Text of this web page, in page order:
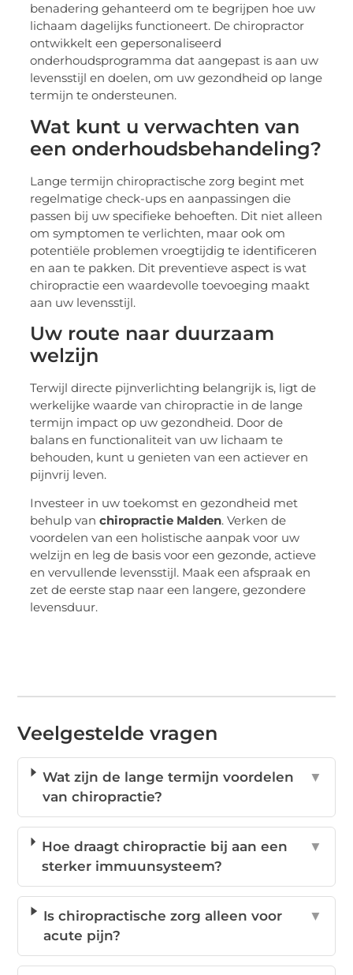
benadering gehanteerd om te begrijpen hoe uw
lichaam dagelijks functioneert. De chiropractor
ontwikkelt een gepersonaliseerd
onderhoudsprogramma dat aangepast is aan uw
levensstijl en doelen, om uw gezondheid op lange
termijn te ondersteunen.
Wat kunt u verwachten van
een onderhoudsbehandeling?
Lange termijn chiropractische zorg begint met
regelmatige check-ups en aanpassingen die
passen bij uw specifieke behoeften. Dit niet alleen
om symptomen te verlichten, maar ook om
potentiële problemen vroegtijdig te identificeren
en aan te pakken. Dit preventieve aspect is wat
chiropractie een waardevolle toevoeging maakt
aan uw levensstijl.
Uw route naar duurzaam
welzijn
Terwijl directe pijnverlichting belangrijk is, ligt de
werkelijke waarde van chiropractie in de lange
termijn impact op uw gezondheid. Door de
balans en functionaliteit van uw lichaam te
behouden, kunt u genieten van een actiever en
pijnvrij leven.
Investeer in uw toekomst en gezondheid met
behulp vanchiropractie Malden. Verken de
voordelen van een holistische aanpak voor uw
welzijn en leg de basis voor een gezonde, actieve
en vervullende levensstijl. Maak een afspraak en
zet de eerste stap naar een langere, gezondere
levensduur.
Veelgestelde vragen
Wat zijn de lange termijn voordelen
van chiropractie?
▼
Hoe draagt chiropractie bij aan een
sterker immuunsysteem?
▼
Is chiropractische zorg alleen voor
acute pijn?
▼